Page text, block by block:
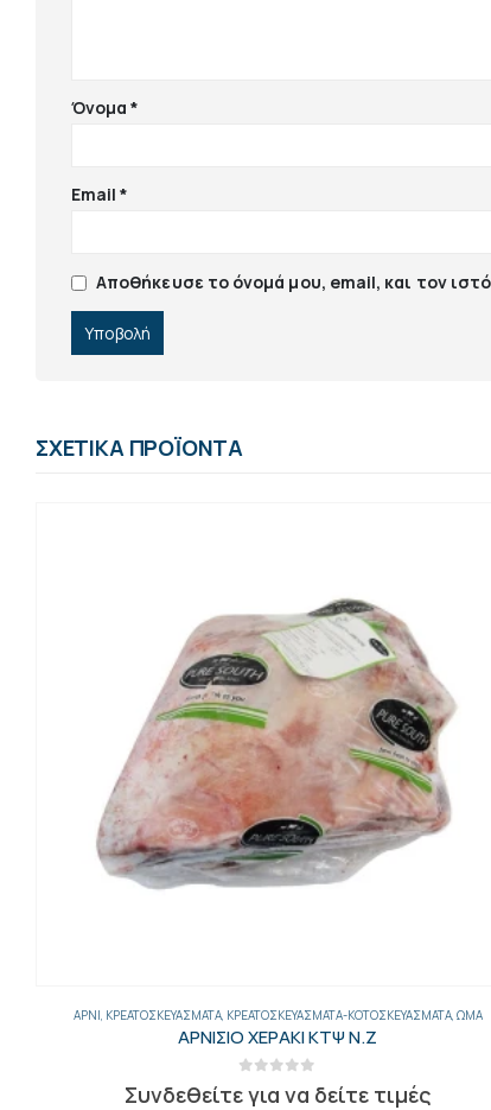
Όνομα*
Email*
Αποθήκευσε το όνομά μου, email, και τον
ΣΧΕΤΙΚΆ ΠΡΟΪΌΝΤΑ
ΑΡΝΊ ΚΡΕΑΤΟΣΚΕΥΆΣΜΑΤΑ, ΚΡΕΑΤΟΣΚΕΥΆΣΜΑΤΑ-ΚΟΤΟΣΚΕΥΆΣΜΑΤΑ, ΩΜΆ
ΑΡΝΙΣΙΟ ΧΕΡΑΚΙ ΚΤΨ Ν.Ζ
Συνδεθείτε για να δείτε τιμές